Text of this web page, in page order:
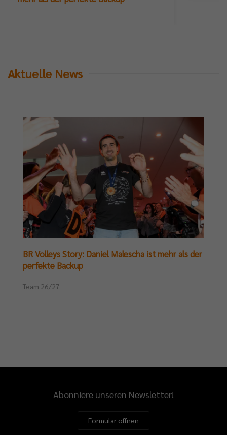
Aktuelle News
BR Volleys Story: Daniel Malescha ist mehr als der
perfekte Backup
Team 26/27
Abonniere unseren Newsletter!
Formular öffnen